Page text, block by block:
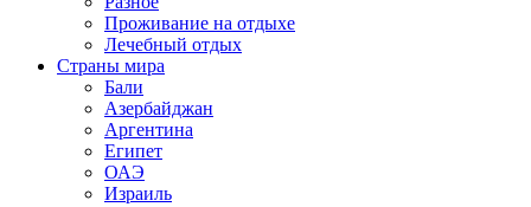
Проживание на отдыхе
Лечебный отдых
Страны мира
Бали
Азербайджан
Аргентина
Египет
ОАЭ
Израиль